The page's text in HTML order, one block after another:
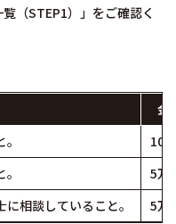
（STEP1）」をご確認く
金
10
5万
相談していること。 5万